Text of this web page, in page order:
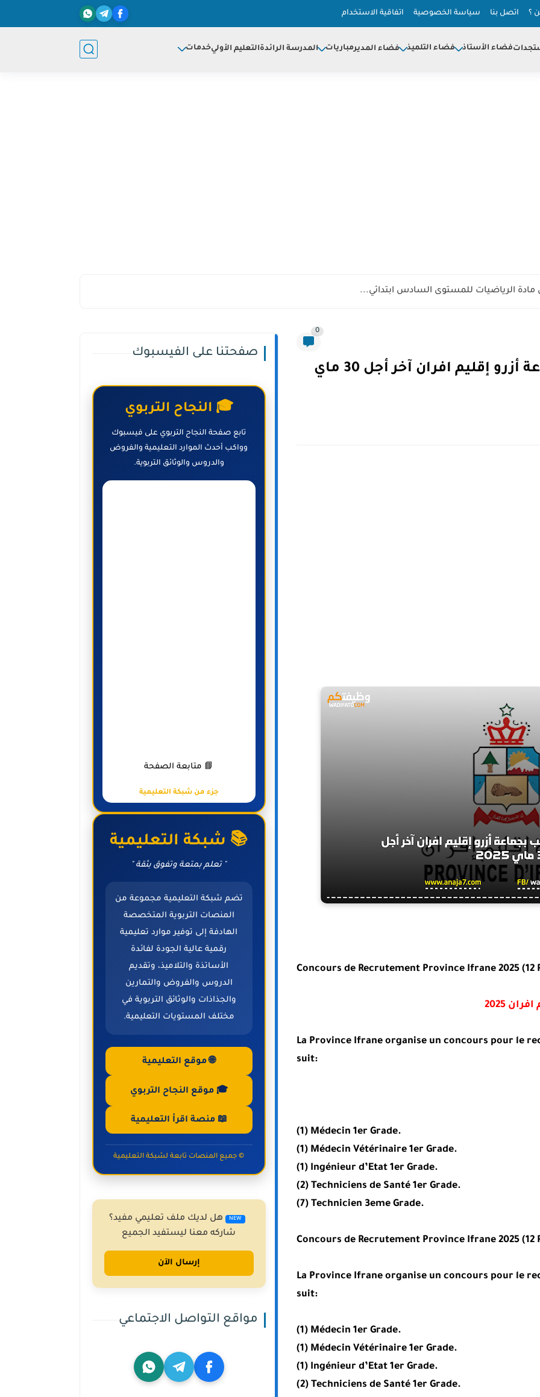
؟ اتصل بنا سياسة الخصوصية اتفاقية الاستخدام
فضاء الأستاذ فضاء التلميذ فضاء المديرمباريات المدرسة الرائدةالتعليم الأوليخدمات
مادة الرياضيات للمستوى السادس ابتدائي...
0
مباراة توظيف 12 منصب بجماعة أزرو إقليم افران آخر أجل 30 ماي
Concours de Recrutement Province Ifrane 2025 (12
La Province Ifrane organise un concours pour le
suit:
(1) Médecin 1er Grade.
(1) Médecin Vétérinaire 1er Grade.
(1) Ingénieur d’Etat 1er Grade.
(2) Techniciens de Santé 1er Grade.
(7) Technicien 3eme Grade.
Concours de Recrutement Province Ifrane 2025 (12
La Province Ifrane organise un concours pour le
suit:
(1) Médecin 1er Grade.
(1) Médecin Vétérinaire 1er Grade.
(1) Ingénieur d’Etat 1er Grade.
(2) Techniciens de Santé 1er Grade.
صفحتنا على الفيسبوك
🎓 النجاح التربوي
تابع صفحة النجاح التربوي على فيسبوك
وواكب أحدث الموارد التعليمية والفروض
والدروس والوثائق التربوية.
📘 متابعة الصفحة
جزء من شبكة التعليمية
📚 شبكة التعليمية
" تعلم بمتعة وتفوق بثقة "
تضم شبكة التعليمية مجموعة من
المنصات التربوية المتخصصة
الهادفة إلى توفير موارد تعليمية
رقمية عالية الجودة لفائدة
الأساتذة والتلاميذ، وتقديم
الدروس والفروض والتمارين
والجذاذات والوثائق التربوية في
مختلف المستويات التعليمية.
🌐 موقع التعليمية
🎓 موقع النجاح التربوي
📖 منصة اقرأ التعليمية
© جميع المنصات تابعة لشبكة التعليمية
NEW
هل لديك ملف تعليمي مفيد؟
شاركه معنا ليستفيد الجميع
إرسال الآن
مواقع التواصل الاجتماعي